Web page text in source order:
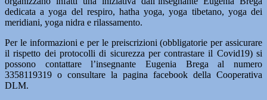
dedicata a yoga del respiro, hatha yoga, yoga tibetano, yoga dei
meridiani, yoga nidra e rilassamento.
Per le informazioni e per le preiscrizioni (obbligatorie per assicurare
il rispetto dei protocolli di sicurezza per contrastare il Covid19) si
possono contattare l’insegnante Eugenia Brega al numero
3358119319 o consultare la pagina facebook della Cooperativa
DLM.